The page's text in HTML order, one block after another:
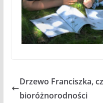
Drzewo Franciszka,
bioróżnorodności